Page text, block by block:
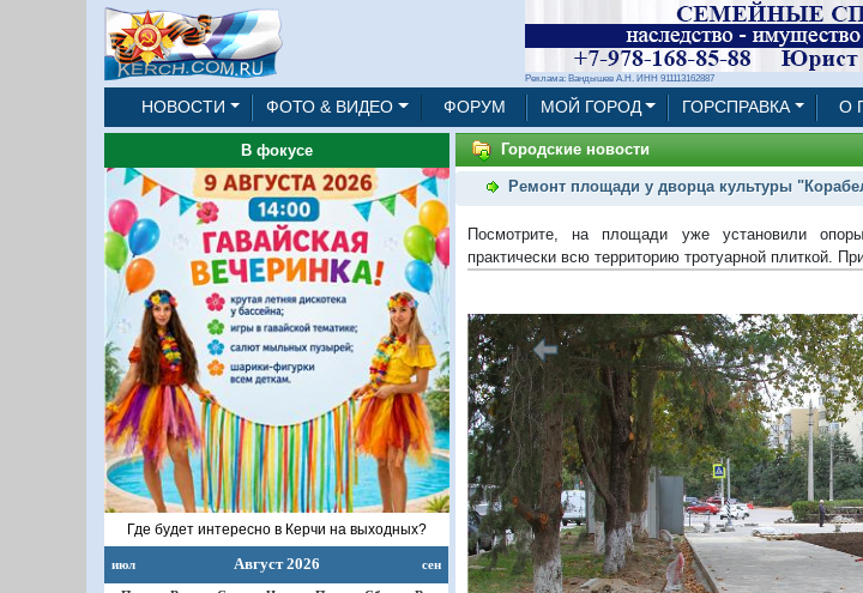
Реклама: Вандышев А.Н. ИНН 911113162887
НОВОСТИ ФОТО & ВИДЕО ФОРУМ МОЙ ГОРОД ГОРСПРАВКА О
В фокусе
Где будет интересно в Керчи на выходных?
июл Август 2026 сен
Городские новости
Ремонт площади у дворца культуры
Посмотрите, на площади уже установили
практически всю территорию тротуарной плиткой.
1/9
Предыдущий